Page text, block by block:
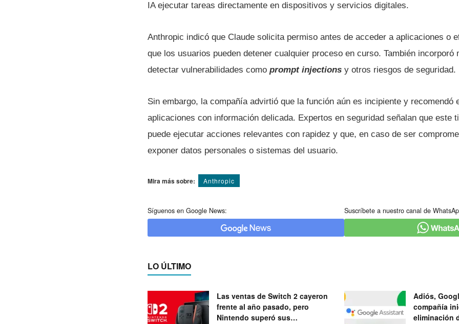
IA ejecutar tareas directamente en dispositivos y servicios digitales.
Anthropic indicó que Claude solicita permiso antes de acceder a aplicaciones o
que los usuarios pueden detener cualquier proceso en curso. También incorporó
detectar vulnerabilidades como prompt injections y otros riesgos de seguridad.
Sin embargo, la compañía advirtió que la función aún es incipiente y recomendó
aplicaciones con información delicada. Expertos en seguridad señalan que este
puede ejecutar acciones relevantes con rapidez y que, en caso de ser
exponer datos personales o sistemas del usuario.
Mira más sobre: Anthropic
Síguenos en Google News: Suscríbete a nuestro canal de
LO ÚLTIMO
Las ventas de Switch 2 cayeron
frente al año pasado, pero
Nintendo superó sus
Adiós,
compañía
eliminación